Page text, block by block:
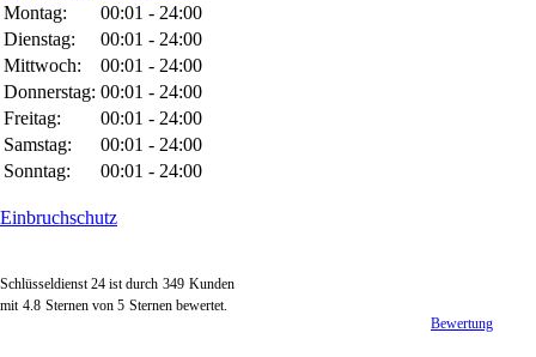
Montag:
00:01 - 24:00
Dienstag:
00:01 - 24:00
Mittwoch:
00:01 - 24:00
Donnerstag: 00:01 - 24:00
Freitag:
00:01 - 24:00
Samstag:
00:01 - 24:00
Sonntag:
00:01 - 24:00
Einbruchschutz
Schlüsseldienst 24 ist durch 349 Kunden
mit 4.8 Sternen von 5 Sternen bewertet.
Bewertung